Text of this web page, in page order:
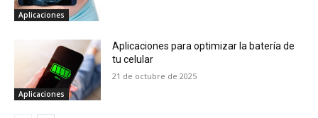
Aplicaciones
Aplicaciones
Aplicaciones para optimizar la batería de
tu celular
21 de octubre de 2025